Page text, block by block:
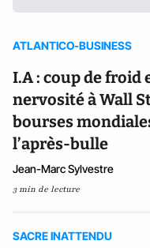
ATLANTICO-BUSINESS
I.A : coup de froid
nervosité à Wall
bourses
l’après-bulle
Jean-Marc Sylvestre
3 min de lecture
SACRE INATTENDU